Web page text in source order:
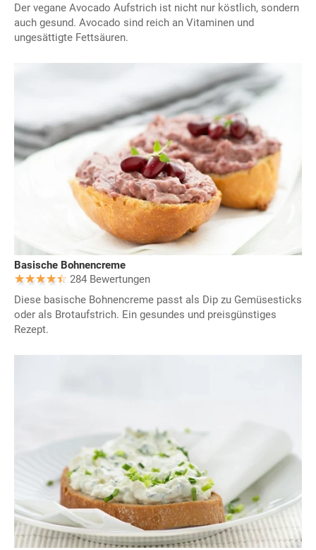
Der vegane Avocado Aufstrich ist nicht nur köstlich, sondern
auch gesund. Avocado sind reich an Vitaminen und
ungesättigte Fettsäuren.
Basische Bohnencreme
284 Bewertungen
Diese basische Bohnencreme passt als Dip zu Gemüsesticks
oder als Brotaufstrich. Ein gesundes und preisgünstiges
Rezept.